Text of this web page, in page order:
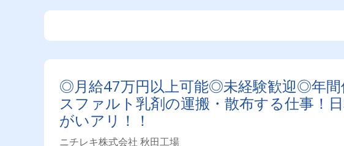
◎月給47万円以上可能◎未経験歓迎◎年
スファルト乳剤の運搬・散布する仕事！
がいアリ！！
ニチレキ株式会社 秋田工場